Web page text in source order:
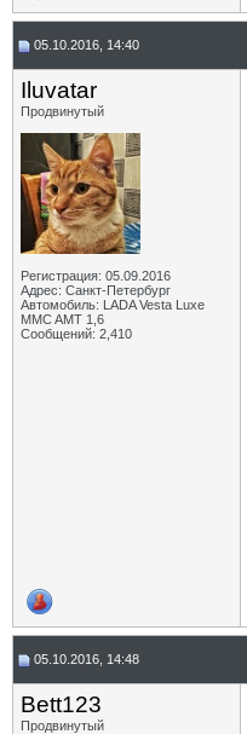
05.10.2016, 14:40
Iluvatar
Продвинутый
Регистрация: 05.09.2016
Адрес: Санкт-Петербург
Автомобиль: LADA Vesta Luxe
MMC AMT 1,6
Сообщений: 2,410
05.10.2016, 14:48
Bett123
Продвинутый